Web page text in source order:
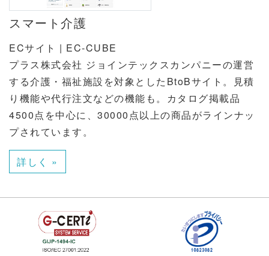
スマート介護
ECサイト | EC-CUBE
プラス株式会社 ジョインテックスカンパニーの運営
する介護・福祉施設を対象としたBtoBサイト。見積
り機能や代行注文などの機能も。カタログ掲載品
4500点を中心に、30000点以上の商品がラインナッ
プされています。
詳しく »